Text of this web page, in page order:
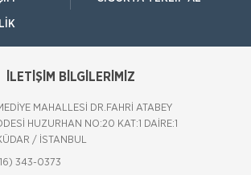
Odası (İTO) Yönetim Kurulu Başkanı
düzenledikleri 'Sigorta Sektörü
arama konferansı ile sektöre yol
ve Emeklilik den
Projesi
Emeklilik, bireysel emeklilik sözleşmesi
Hayat Sigortası’na sahip
“Önce Sen” Dünyası’nda
şir
İLETİŞİM BİLGİLERİMİZ
MAHALLESİ DR.FAHRİ ATABEY
HUZURHAN NO:20 KAT:1 DAİRE:1
/ İSTANBUL
343-0373